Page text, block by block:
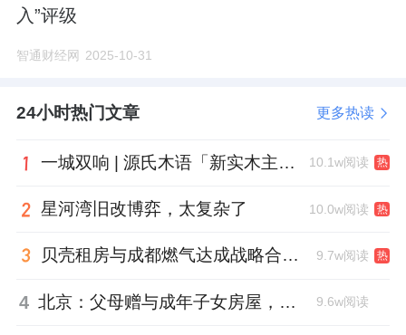
入”评级
智通财经网 2025-10-31
24小时热门文章 更多热读
一城双响 | 源氏木语「新实木主义——黑标生活提案」发布会落地天津，黑标旗舰店盛大启幕 10.1w阅读 热
星河湾旧改博弈，太复杂了 10.0w阅读 热
贝壳租房与成都燃气达成战略合作 打通安全巡检“最后一米” 9.7w阅读 热
4 北京：父母赠与成年子女房屋，不再核验子女的购房资格 9.6w阅读